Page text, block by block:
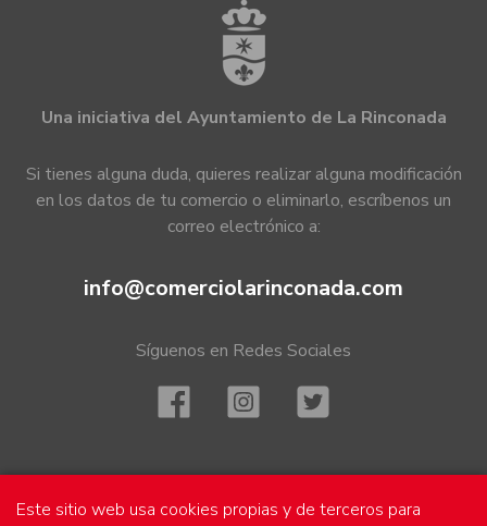
Este sitio web usa cookies propias y de terceros para
Una iniciativa del Ayuntamiento de La Rinconada
Si tienes alguna duda, quieres realizar alguna modificación
en los datos de tu comercio o eliminarlo, escríbenos un
correo electrónico a:
info@comerciolarinconada.com
Síguenos en Redes Sociales
Mapa